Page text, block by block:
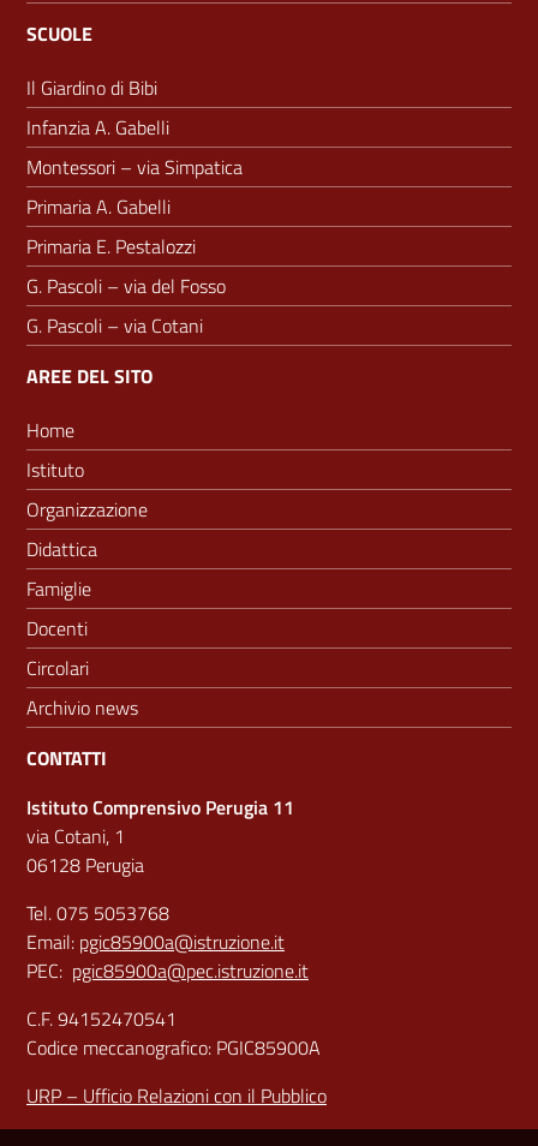
SCUOLE
Il Giardino di Bibi
Infanzia A. Gabelli
Montessori – via Simpatica
Primaria A. Gabelli
Primaria E. Pestalozzi
G. Pascoli – via del Fosso
G. Pascoli – via Cotani
AREE DEL SITO
Home
Istituto
Organizzazione
Didattica
Famiglie
Docenti
Circolari
Archivio news
CONTATTI
Istituto Comprensivo Perugia 11
via Cotani, 1
06128 Perugia
Tel. 075 5053768
Email: pgic85900a@istruzione.it
PEC: pgic85900a@pec.istruzione.it
C.F. 94152470541
Codice meccanografico: PGIC85900A
URP – Ufficio Relazioni con il Pubblico